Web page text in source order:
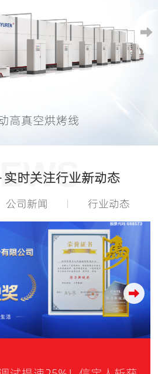
高真空烘烤线
时关注行业新动态
公司新闻 行业动态